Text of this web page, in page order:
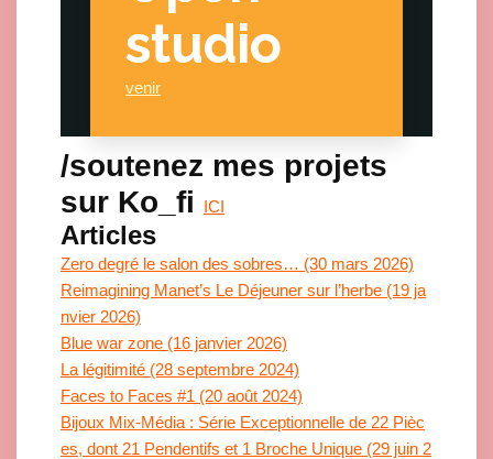
studio
venir
/soutenez mes projets
sur Ko_fi
ICI
Articles
Zero degré le salon des sobres… (30 mars 2026)
Reimagining Manet’s Le Déjeuner sur l’herbe (19 ja
nvier 2026)
Blue war zone (16 janvier 2026)
La légitimité (28 septembre 2024)
Faces to Faces #1 (20 août 2024)
Bijoux Mix-Média : Série Exceptionnelle de 22 Pièc
es, dont 21 Pendentifs et 1 Broche Unique (29 juin 2